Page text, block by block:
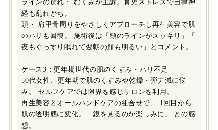
ラインの崩れ・ むくみが主訴。育児ストレスで自律神
経も乱れがち。
頭・ 肩甲骨周りをやさしくアプローチし再生美容で肌
のハリも回復。 施術後は「顔のラインがスッキリ」「
夜もぐっすり眠れて翌朝の顔も明るい」とコメント。
ケース3：更年期世代の肌のくすみ・ハリ不足
50代女性、更年期で肌のくすみや乾燥・弾力減に悩
み。 セルフケアでは限界を感じサロンを利用。
再生美容とオールハンドケアの組合せで、 1回目から
肌の透明感に変化。「鏡を見るのが楽しみに」 との感
想。